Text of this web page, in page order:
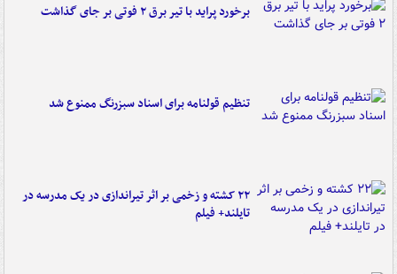
برخورد پراید با تیر برق ۲ فوتی بر جای گذاشت
تنظیم قولنامه برای اسناد سبزرنگ ممنوع شد
۲۲ کشته و زخمی بر اثر تیراندازی در یک مدرسه در
تایلند+ فیلم